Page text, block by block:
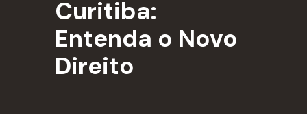
Curitiba:
Entenda o Novo
Direito